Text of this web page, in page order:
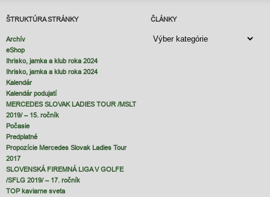
ŠTRUKTÚRA STRÁNKY
Archív
eShop
Ihrisko, jamka a klub roka 2024
Ihrisko, jamka a klub roka 2024
Kalendár
Kalendár podujatí
MERCEDES SLOVAK LADIES TOUR /MSLT
2019/ – 15. ročník
Počasie
Predplatné
Propozície Mercedes Slovak Ladies Tour
2017
SLOVENSKÁ FIREMNÁ LIGA V GOLFE
/SFLG 2019/ – 17. ročník
TOP kaviarne sveta
ČLÁNKY
ČLÁNKY